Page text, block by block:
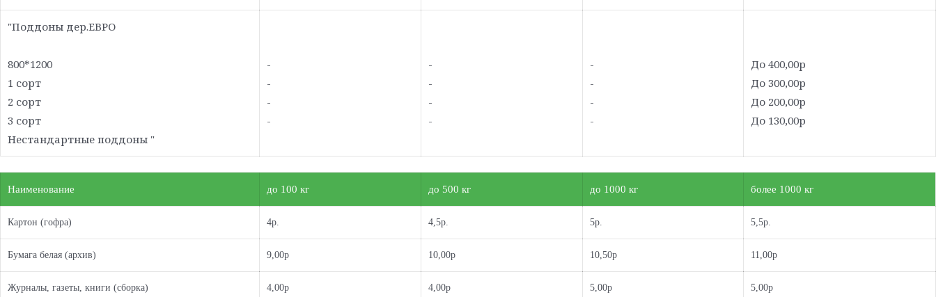
"Поддоны дер.ЕВРО
800*1200
1 сорт
2 сорт
3 сорт
Нестандартные поддоны "
-
-
-
-
-
-
-
-
-
-
-
-
До 400,00р
До 300,00р
До 200,00р
До 130,00р
Наименование до 100 кг до 500 кг до 1000 кг более 1000 кг
Картон (гофра) 4р. 4,5р. 5р. 5,5р.
Бумага белая (архив) 9,00р 10,00р 10,50р 11,00р
Журналы, газеты, книги (сборка) 4,00р 4,00р 5,00р 5,00р